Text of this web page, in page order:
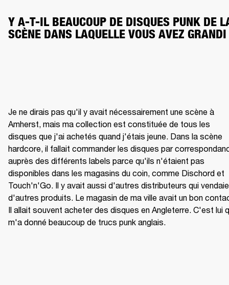
Y A-T-IL BEAUCOUP DE DISQUES PUNK DE
SCÈNE DANS LAQUELLE VOUS AVEZ
Je ne dirais pas qu'il y avait nécessairement une scène à
Amherst, mais ma collection est constituée de tous les
disques que j'ai achetés quand j'étais jeune. Dans la scène
hardcore, il fallait commander les disques par
auprès des différents labels parce qu'ils n'étaient pas
disponibles dans les magasins du coin, comme Dischord et
Touch'n'Go. Il y avait aussi d'autres distributeurs qui
d'autres produits. Le magasin de ma ville avait un bon
Il allait souvent acheter des disques en Angleterre. C'est lui
m'a donné beaucoup de trucs punk anglais.